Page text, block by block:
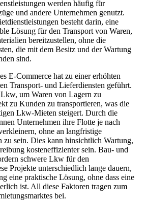
werden häufig für
und andere Unternehmen genutzt.
besteht darin, eine
Lösung für den Transport von Waren,
bereitzustellen, ohne die
die mit dem Besitz und der Wartung
sind.
E-Commerce hat zu einer erhöhten
Transport- und Lieferdiensten geführt.
um Waren von Lagern zu
zu Kunden zu transportieren, was die
Lkw-Mieten steigert. Durch die
Unternehmen ihre Flotte je nach
ohne an langfristige
zu sein. Dies kann hinsichtlich Wartung,
kosteneffizienter sein. Bau- und
schwere Lkw für den
Projekte unterschiedlich lange dauern,
eine praktische Lösung, ohne dass eine
ist. All diese Faktoren tragen zum
bei.